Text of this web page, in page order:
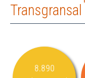
8.890